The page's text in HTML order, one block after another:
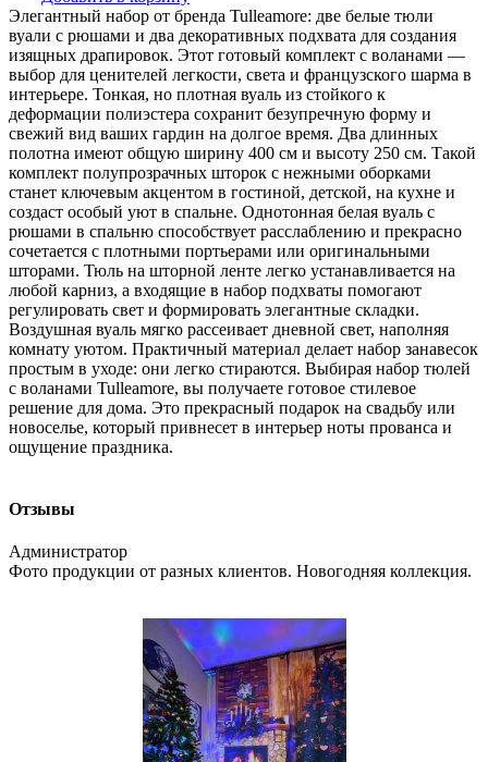
Элегантный набор от бренда Tulleamore: две белые тюли
вуали с рюшами и два декоративных подхвата для создания
изящных драпировок. Этот готовый комплект с воланами —
выбор для ценителей легкости, света и французского шарма в
интерьере. Тонкая, но плотная вуаль из стойкого к
деформации полиэстера сохранит безупречную форму и
свежий вид ваших гардин на долгое время. Два длинных
полотна имеют общую ширину 400 см и высоту 250 см. Такой
комплект полупрозрачных шторок с нежными оборками
станет ключевым акцентом в гостиной, детской, на кухне и
создаст особый уют в спальне. Однотонная белая вуаль с
рюшами в спальню способствует расслаблению и прекрасно
сочетается с плотными портьерами или оригинальными
шторами. Тюль на шторной ленте легко устанавливается на
любой карниз, а входящие в набор подхваты помогают
регулировать свет и формировать элегантные складки.
Воздушная вуаль мягко рассеивает дневной свет, наполняя
комнату уютом. Практичный материал делает набор занавесок
простым в уходе: они легко стираются. Выбирая набор тюлей
с воланами Tulleamore, вы получаете готовое стилевое
решение для дома. Это прекрасный подарок на свадьбу или
новоселье, который привнесет в интерьер ноты прованса и
ощущение праздника.
Отзывы
Администратор
Фото продукции от разных клиентов. Новогодняя коллекция.